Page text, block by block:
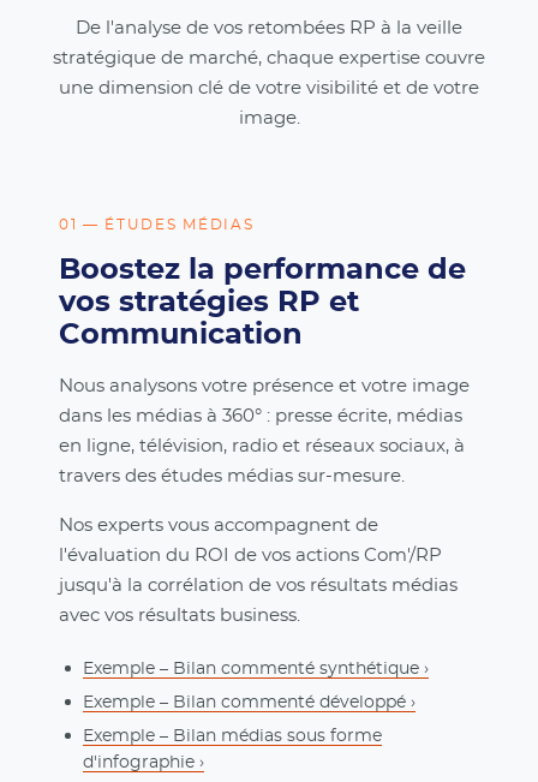
De l'analyse de vos retombées RP à la veille
stratégique de marché, chaque expertise couvre
une dimension clé de votre visibilité et de votre
image.
01 — ÉTUDES MÉDIAS
Boostez la performance de
vos stratégies RP et
Communication
Nous analysons votre présence et votre image
dans les médias à 360° : presse écrite, médias
en ligne, télévision, radio et réseaux sociaux, à
travers des études médias sur-mesure.
Nos experts vous accompagnent de
l'évaluation du ROI de vos actions Com'/RP
jusqu'à la corrélation de vos résultats médias
avec vos résultats business.
Exemple – Bilan commenté synthétique ›
Exemple – Bilan commenté développé ›
Exemple – Bilan médias sous forme
d'infographie ›